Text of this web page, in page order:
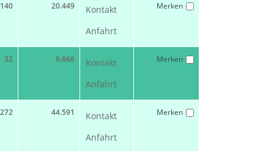
140 20.449
Kontakt
Anfahrt
Merken
32 6.666
Kontakt
Anfahrt
Merken
272 44.591
Kontakt
Anfahrt
Merken